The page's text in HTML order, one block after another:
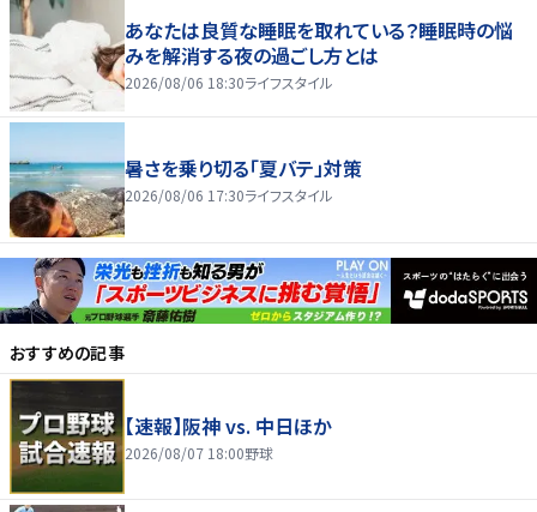
あなたは良質な睡眠を取れている？睡眠時の悩
みを解消する夜の過ごし方とは
2026/08/06 18:30ライフスタイル
暑さを乗り切る「夏バテ」対策
2026/08/06 17:30ライフスタイル
おすすめの記事
【速報】阪神 vs. 中日ほか
2026/08/07 18:00野球